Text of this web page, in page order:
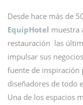
Desde hace más de
EquipHotel muestra
restauración las
impulsar sus
fuente de inspiración
diseñadores de todo
Una de los espacios